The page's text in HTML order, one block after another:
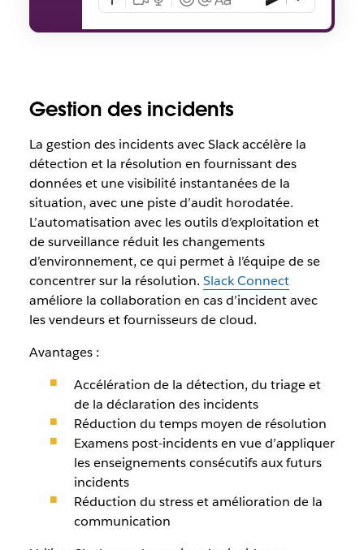
Gestion des incidents
La gestion des incidents avec Slack accélère la
détection et la résolution en fournissant des
données et une visibilité instantanées de la
situation, avec une piste d’audit horodatée.
L’automatisation avec les outils d’exploitation et
de surveillance réduit les changements
d’environnement, ce qui permet à l’équipe de se
concentrer sur la résolution. Slack Connect
améliore la collaboration en cas d’incident avec
les vendeurs et fournisseurs de cloud.
Avantages :
Accélération de la détection, du triage et
de la déclaration des incidents
Réduction du temps moyen de résolution
Examens post-incidents en vue d’appliquer
les enseignements consécutifs aux futurs
incidents
Réduction du stress et amélioration de la
communication